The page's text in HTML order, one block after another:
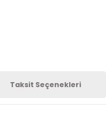
Taksit Seçenekleri